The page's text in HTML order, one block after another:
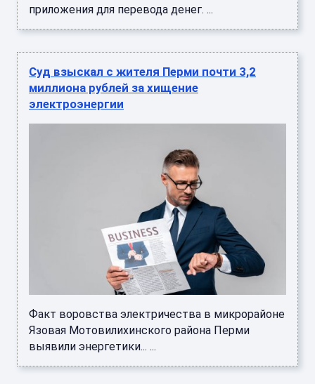
приложения для перевода денег. ...
Суд взыскал с жителя Перми почти 3,2
миллиона рублей за хищение
электроэнергии
Факт воровства электричества в микрорайоне
Язовая Мотовилихинского района Перми
выявили энергетики... ...